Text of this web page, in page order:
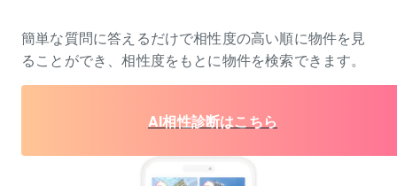
簡単な質問に答えるだけで相性度の高い順に物件を 見
ることができ、相性度をもとに物件を検索できます。
AI相性診断はこちら